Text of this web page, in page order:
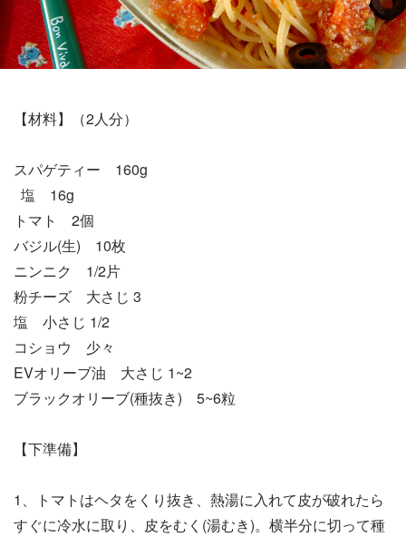
【材料】（2人分）
スパゲティー 160g
塩 16g
トマト 2個
バジル(生) 10枚
ニンニク 1/2片
粉チーズ 大さじ 3
塩 小さじ 1/2
コショウ 少々
EVオリーブ油 大さじ 1~2
ブラックオリーブ(種抜き) 5~6粒
【下準備】
1、トマトはヘタをくり抜き、熱湯に入れて皮が破れたら
すぐに冷水に取り、皮をむく(湯むき)。横半分に切って種